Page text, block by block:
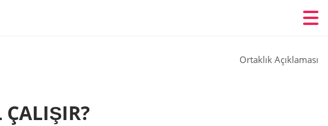
Ortaklık Açıklaması
ÇALIŞIR?